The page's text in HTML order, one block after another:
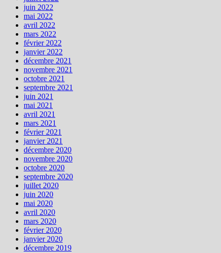
juin 2022
mai 2022
avril 2022
mars 2022
février 2022
janvier 2022
décembre 2021
novembre 2021
octobre 2021
septembre 2021
juin 2021
mai 2021
avril 2021
mars 2021
février 2021
janvier 2021
décembre 2020
novembre 2020
octobre 2020
septembre 2020
juillet 2020
juin 2020
mai 2020
avril 2020
mars 2020
février 2020
janvier 2020
décembre 2019